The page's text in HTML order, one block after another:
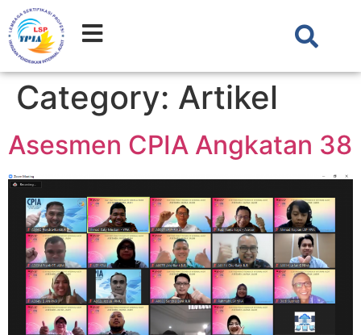
Category: Artikel
Asesmen CPIA Angkatan 38